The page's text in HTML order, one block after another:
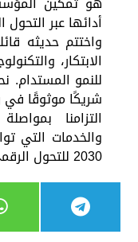
أدائها عبر
واختتم حديثه
الابتكار،
للنمو
شريكًا موثوقًا في
التزامنا
والخدمات التي
2030 للتحول الرقمي.”